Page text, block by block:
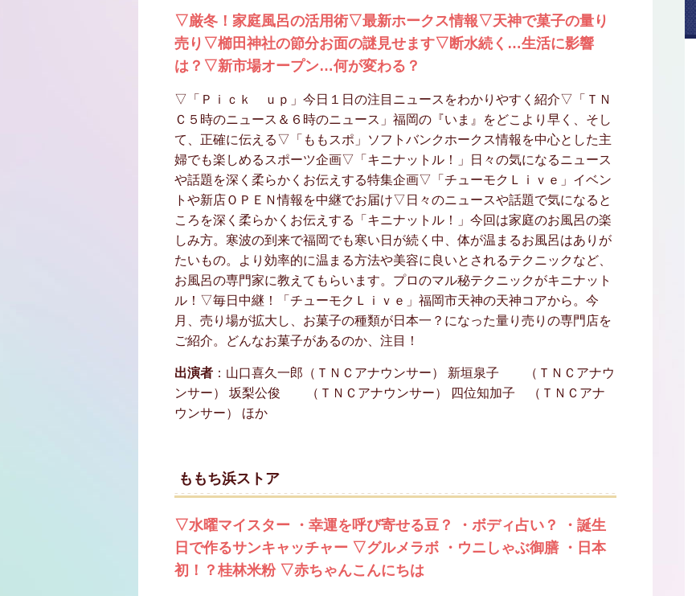
▽厳冬！家庭風呂の活用術▽最新ホークス情報▽天神で菓子の量り
売り▽櫛田神社の節分お面の謎見せます▽断水続く…生活に影響
は？▽新市場オープン…何が変わる？
▽「Ｐｉｃｋ ｕｐ」今日１日の注目ニュースをわかりやすく紹介▽「ＴＮ
Ｃ５時のニュース＆６時のニュース」福岡の『いま』をどこより早く、そし
て、正確に伝える▽「ももスポ」ソフトバンクホークス情報を中心とした主
婦でも楽しめるスポーツ企画▽「キニナットル！」日々の気になるニュース
や話題を深く柔らかくお伝えする特集企画▽「チューモクＬｉｖｅ」イベン
トや新店ＯＰＥＮ情報を中継でお届け▽日々のニュースや話題で気になると
ころを深く柔らかくお伝えする「キニナットル！」今回は家庭のお風呂の楽
しみ方。寒波の到来で福岡でも寒い日が続く中、体が温まるお風呂はありが
たいもの。より効率的に温まる方法や美容に良いとされるテクニックなど、
お風呂の専門家に教えてもらいます。プロのマル秘テクニックがキニナット
ル！▽毎日中継！「チューモクＬｉｖｅ」福岡市天神の天神コアから。今
月、売り場が拡大し、お菓子の種類が日本一？になった量り売りの専門店を
ご紹介。どんなお菓子があるのか、注目！
出演者 ：山口喜久一郎（ＴＮＣアナウンサー） 新垣泉子 （ＴＮＣアナウ
ンサー） 坂梨公俊 （ＴＮＣアナウンサー） 四位知加子 （ＴＮＣアナ
ウンサー） ほか
ももち浜ストア
▽水曜マイスター ・幸運を呼び寄せる豆？ ・ボディ占い？ ・誕生
日で作るサンキャッチャー ▽グルメラボ ・ウニしゃぶ御膳 ・日本
初！？桂林米粉 ▽赤ちゃんこんにちは